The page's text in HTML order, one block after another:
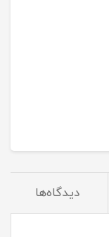
دیدگاه‌ها